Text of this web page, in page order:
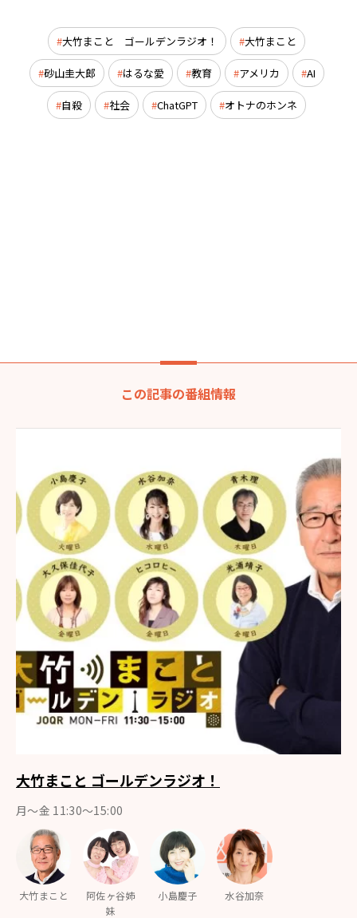
大竹まこと ゴールデンラジオ！ 大竹まこと
砂山圭大郎 はるな愛 教育 アメリカ AI
自殺 社会 ChatGPT オトナのホンネ
この記事の番組情報
大竹まこと ゴールデンラジオ！
月〜金 11:30～15:00
大竹まこと
阿佐ヶ谷姉
妹
小島慶子 水谷加奈